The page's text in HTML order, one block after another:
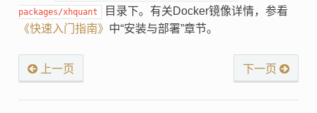
packages/xhquant
目录下。有关Docker镜像详情，参看
《快速入门指南》 中“安装与部署”章节。
上一页 下一页